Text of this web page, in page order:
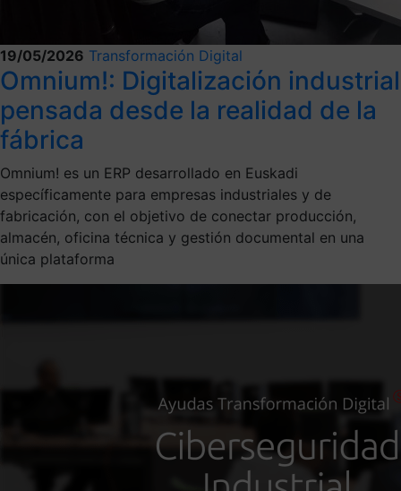
19/05/2026 Transformación Digital
Omnium!: Digitalización industrial
pensada desde la realidad de la
fábrica
Omnium! es un ERP desarrollado en Euskadi
específicamente para empresas industriales y de
fabricación, con el objetivo de conectar producción,
almacén, oficina técnica y gestión documental en una
única plataforma